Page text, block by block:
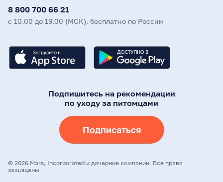
8 800 700 66 21
с 10.00 до 19.00 (МСК), бесплатно по России
Подпишитесь на рекомендации
по уходу за питомцами
Подписаться
© 2026 Mars, Incorporated и дочерние компании. Все права
защищены